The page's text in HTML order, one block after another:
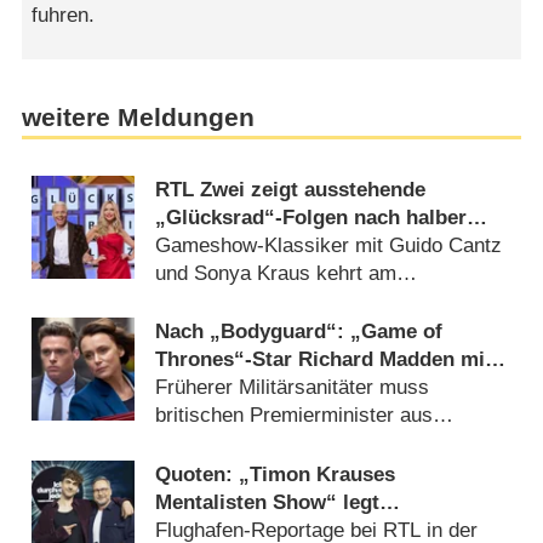
fuhren.
weitere Meldungen
RTL Zwei zeigt ausstehende
„Glücksrad“-Folgen nach halber
Ewigkeit
Gameshow-Klassiker mit Guido Cantz
und Sonya Kraus kehrt am
Nach „Bodyguard“: „Game of
Thrones“-Star Richard Madden mit
neuer Actionserie „Trauma“
Früherer Militärsanitäter muss
britischen Premierminister aus
Quoten: „Timon Krauses
Mentalisten Show“ legt
überzeugenden Auftakt hin
Flughafen-Reportage bei RTL in der